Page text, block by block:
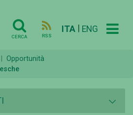
CERCA RSS
ITA ENG
Opportunità